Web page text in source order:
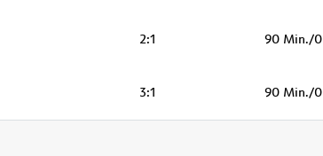
2:1
3:1
90 Min./0
90 Min./0